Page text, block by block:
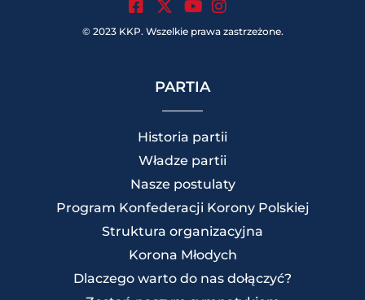
© 2023 KKP. Wszelkie prawa zastrzeżone.
PARTIA
Historia partii
Władze partii
Nasze postulaty
Program Konfederacji Korony Polskiej
Struktura organizacyjna
Korona Młodych
Dlaczego warto do nas dołączyć?